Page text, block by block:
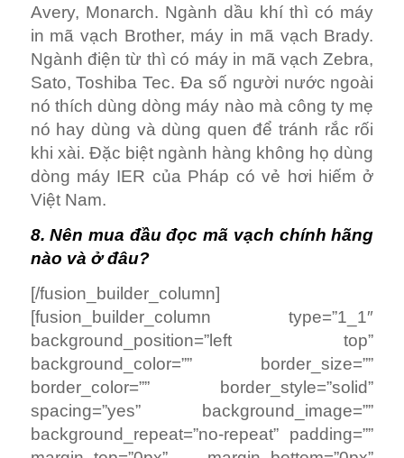
Avery, Monarch. Ngành dầu khí thì có máy
in mã vạch Brother, máy in mã vạch Brady.
Ngành điện từ thì có máy in mã vạch Zebra,
Sato, Toshiba Tec. Đa số người nước ngoài
nó thích dùng dòng máy nào mà công ty mẹ
nó hay dùng và dùng quen để tránh rắc rối
khi xài. Đặc biệt ngành hàng không họ dùng
dòng máy IER của Pháp có vẻ hơi hiếm ở
Việt Nam.
8. Nên mua đầu đọc mã vạch chính hãng
nào và ở đâu?
[/fusion_builder_column]
[fusion_builder_column type=”1_1″
background_position=”left top”
background_color=”” border_size=””
border_color=”” border_style=”solid”
spacing=”yes” background_image=””
background_repeat=”no-repeat” padding=””